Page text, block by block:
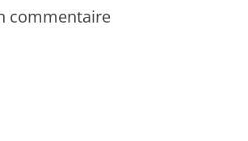
-
commentaire